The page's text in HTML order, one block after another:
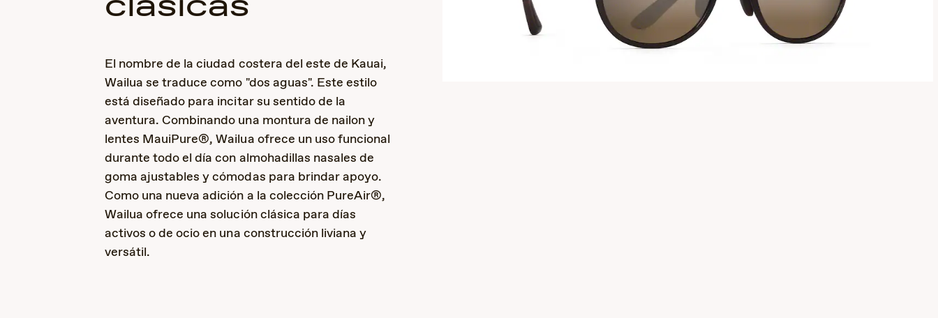
El nombre de la ciudad costera del este de Kauai,
Wailua se traduce como "dos aguas". Este estilo
está diseñado para incitar su sentido de la
aventura. Combinando una montura de nailon y
lentes MauiPure®, Wailua ofrece un uso funcional
durante todo el día con almohadillas nasales de
goma ajustables y cómodas para brindar apoyo.
Como una nueva adición a la colección PureAir®,
Wailua ofrece una solución clásica para días
activos o de ocio en una construcción liviana y
versátil.